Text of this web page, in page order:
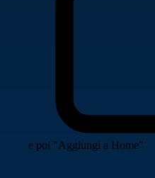
e poi "Aggiungi a Home"